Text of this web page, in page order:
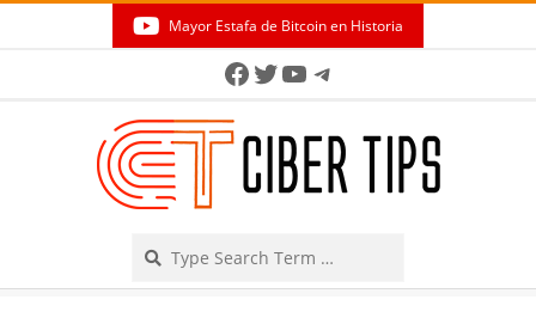
Mayor Estafa de Bitcoin en Historia
Facebook
Twitter
YouTube
Telegram